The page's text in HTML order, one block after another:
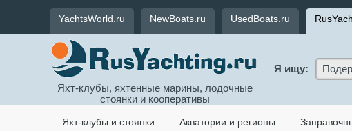
YachtsWorld.ru NewBoats.ru UsedBoats.ru
Яхт-клубы, яхтенные марины, лодочные
стоянки и кооперативы
Я ищу:
Яхт-клубы и стоянки Акватории и регионы